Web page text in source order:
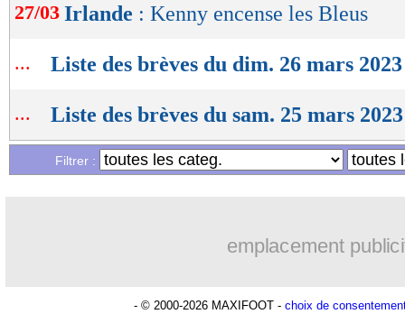
27/03 Irlande : Kenny encense les Bleus
... Liste des brèves du dim. 26 mars 2023
... Liste des brèves du sam. 25 mars 2023
Filtrer :
emplacement
- © 2000-2026 MAXIFOOT - choix de